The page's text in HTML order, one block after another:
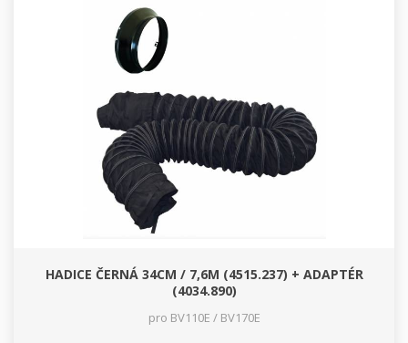
HADICE ČERNÁ 34CM / 7,6M (4515.237) + ADAPTÉR
(4034.890)
pro BV110E / BV170E